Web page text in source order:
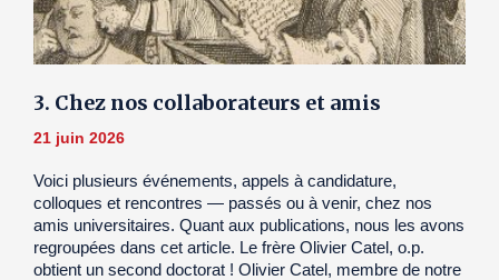
3. Chez nos collaborateurs et amis
21 juin 2026
Voici plusieurs événements, appels à candidature,
colloques et rencontres — passés ou à venir, chez nos
amis universitaires. Quant aux publications, nous les avons
regroupées dans cet article. Le frère Olivier Catel, o.p.
obtient un second doctorat ! Olivier Catel, membre de notre